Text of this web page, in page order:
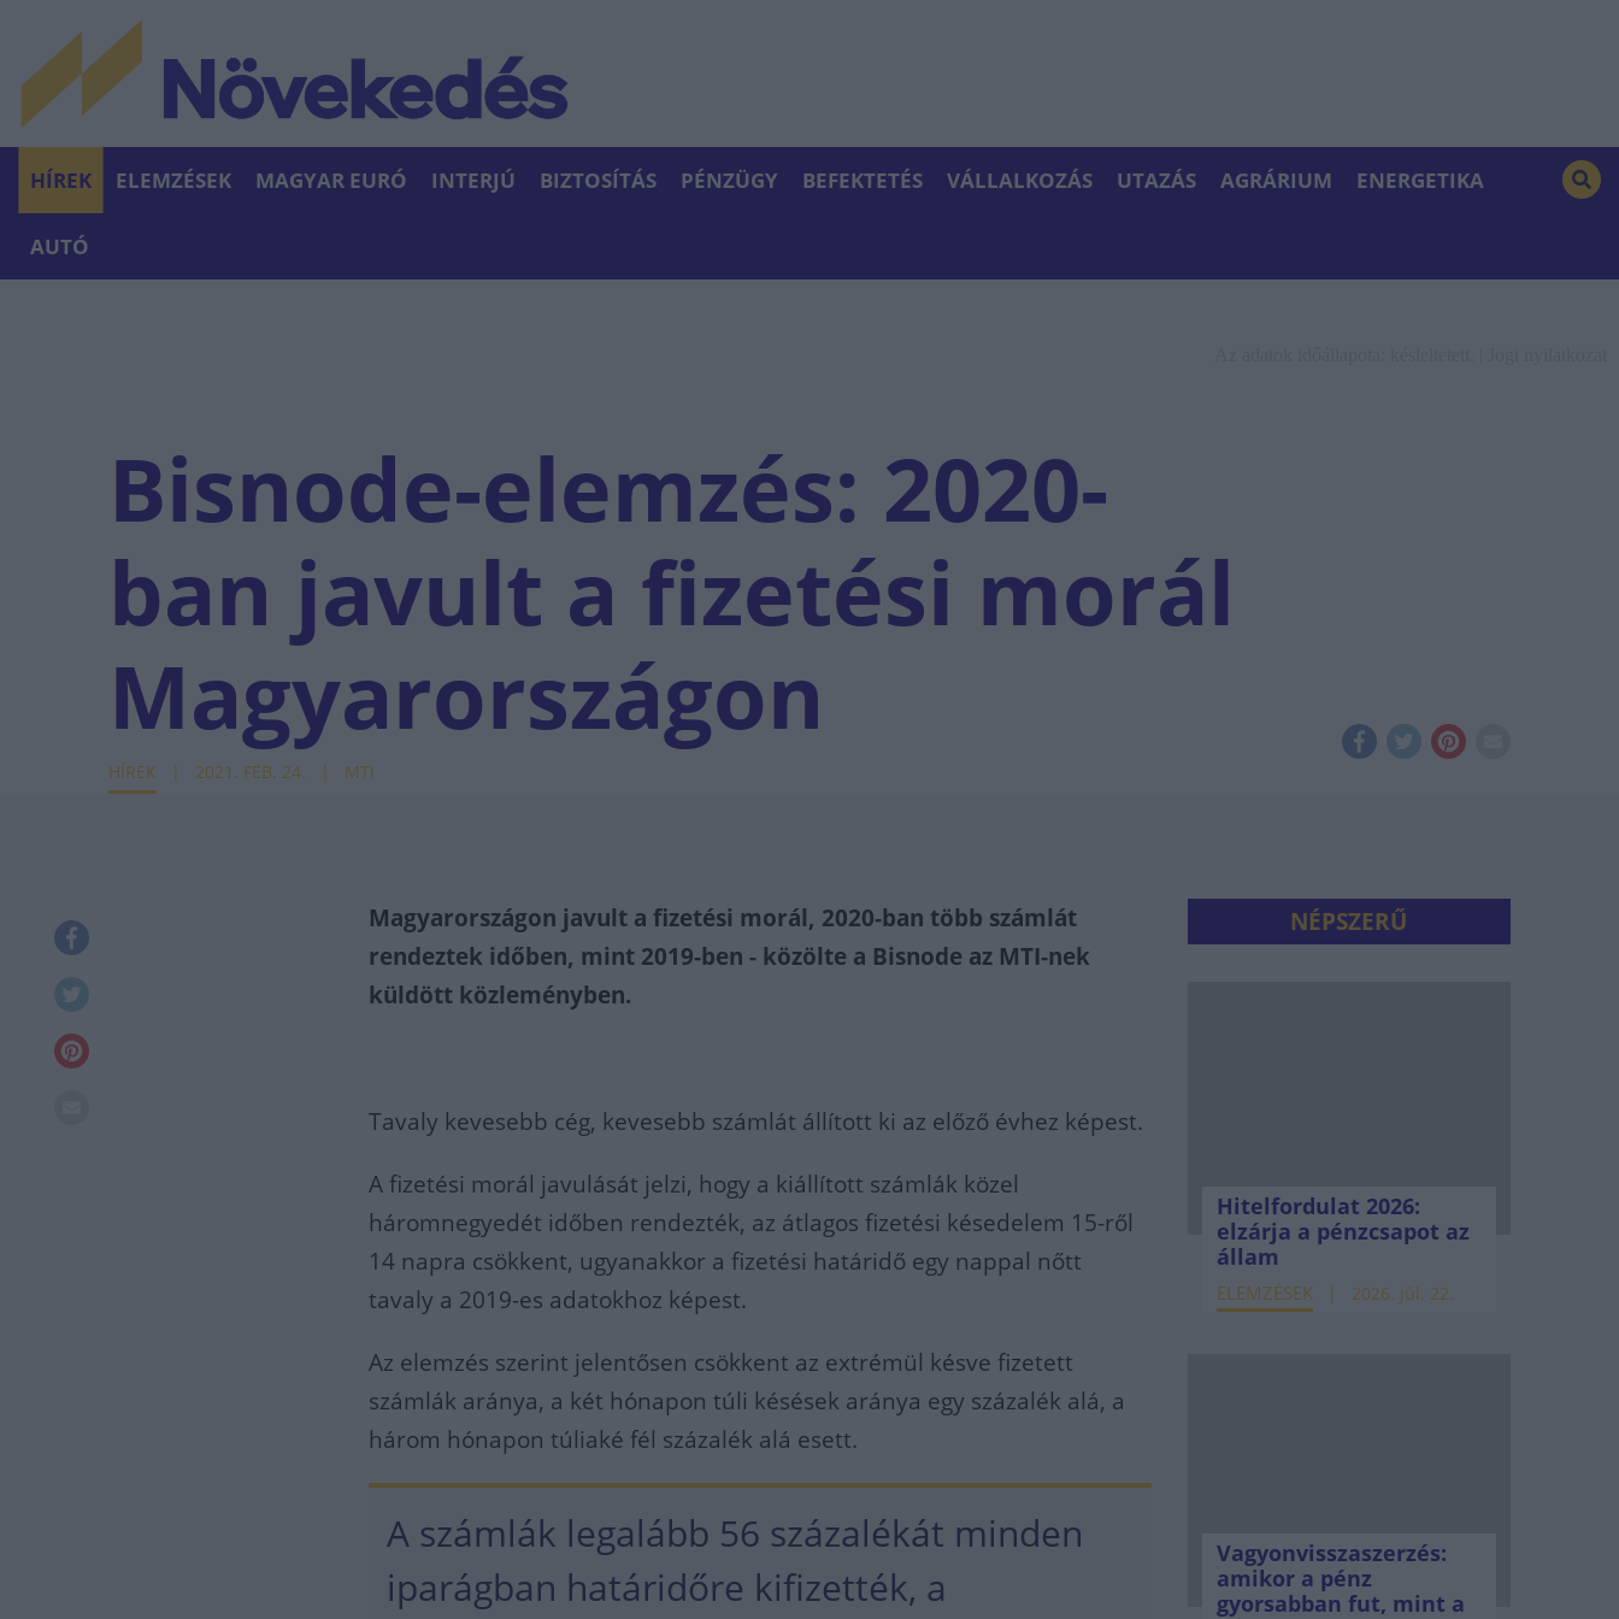
HÍREK ELEMZÉSEK MAGYAR EURÓ INTERJÚ BIZTOSÍTÁS PÉNZÜGY BEFEKTETÉS VÁLLALKOZÁS UTAZÁS AGRÁRIUM ENERGETIKA
AUTÓ
Bisnode-elemzés: 2020-
ban javult a fizetési morál
Magyarországon
HÍREK 2021. FEB. 24. MTI
Magyarországon javult a fizetési morál, 2020-ban több számlát
rendeztek időben, mint 2019-ben - közölte a Bisnode az MTI-nek
küldött közleményben.
Tavaly kevesebb cég, kevesebb számlát állított ki az előző évhez képest.
A fizetési morál javulását jelzi, hogy a kiállított számlák közel
háromnegyedét időben rendezték, az átlagos fizetési késedelem 15-ről
14 napra csökkent, ugyanakkor a fizetési határidő egy nappal nőtt
tavaly a 2019-es adatokhoz képest.
Az elemzés szerint jelentősen csökkent az extrémül késve fizetett
számlák aránya, a két hónapon túli késések aránya egy százalék alá, a
három hónapon túliaké fél százalék alá esett.
A számlák legalább 56 százalékát minden
iparágban határidőre kifizették, a
NÉPSZERŰ
Hitelfordulat 2026:
elzárja a pénzcsapot az
állam
ELEMZÉSEK 2026. júl. 22.
Vagyonvisszaszerzés:
amikor a pénz
gyorsabban fut, mint a